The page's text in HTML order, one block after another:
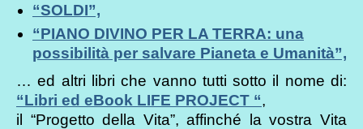
“SOLDI”,
“PIANO DIVINO PER LA TERRA: una
possibilità per salvare Pianeta e Umanità”,
… ed altri libri che vanno tutti sotto il nome di:
“Libri ed eBook LIFE PROJECT “,
il “Progetto della Vita”, affinché la vostra Vita